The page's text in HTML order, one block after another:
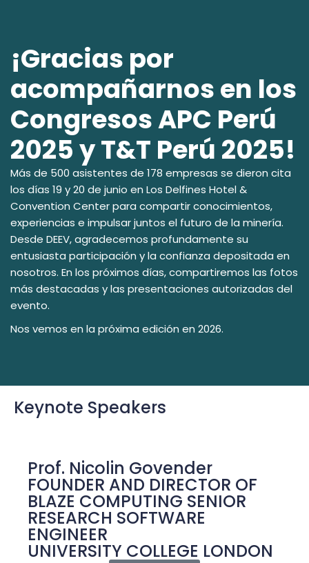
¡Gracias por
acompañarnos en los
Congresos APC Perú
2025 y T&T Perú 2025!
Más de 500 asistentes de 178 empresas se dieron cita
los días 19 y 20 de junio en Los Delfines Hotel &
Convention Center para compartir conocimientos,
experiencias e impulsar juntos el futuro de la minería.
Desde DEEV, agradecemos profundamente su
entusiasta participación y la confianza depositada en
nosotros. En los próximos días, compartiremos las fotos
más destacadas y las presentaciones autorizadas del
evento.
Nos vemos en la próxima edición en 2026.
Keynote Speakers
Prof. Nicolin Govender
FOUNDER AND DIRECTOR OF
BLAZE COMPUTING SENIOR
RESEARCH SOFTWARE
ENGINEER
UNIVERSITY COLLEGE LONDON